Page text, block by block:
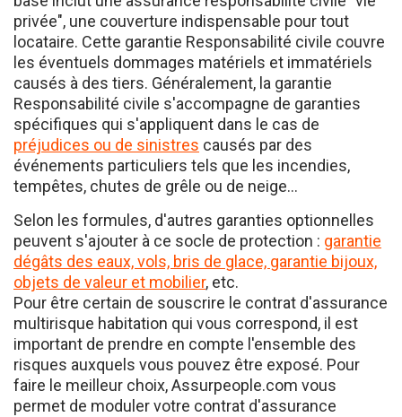
locataire. Cette garantie Responsabilité civile couvre
les éventuels dommages matériels et immatériels
causés à des tiers. Généralement, la garantie
Responsabilité civile s'accompagne de garanties
spécifiques qui s'appliquent dans le cas de
préjudices ou de sinistrescausés par des
événements particuliers tels que les incendies,
tempêtes, chutes de grêle ou de neige...
Selon les formules, d'autres garanties optionnelles
peuvent s'ajouter à ce socle de protection :garantie
dégâts des eaux, vols, bris de glace, garantie bijoux,
objets de valeur et mobilier, etc.
Pour être certain de souscrire le contrat d'assurance
multirisque habitation qui vous correspond, il est
important de prendre en compte l'ensemble des
risques auxquels vous pouvez être exposé. Pour
faire le meilleur choix, Assurpeople.com vous
permet de moduler votre contrat d'assurance
multirisque habitation comme vous le souhaitez.